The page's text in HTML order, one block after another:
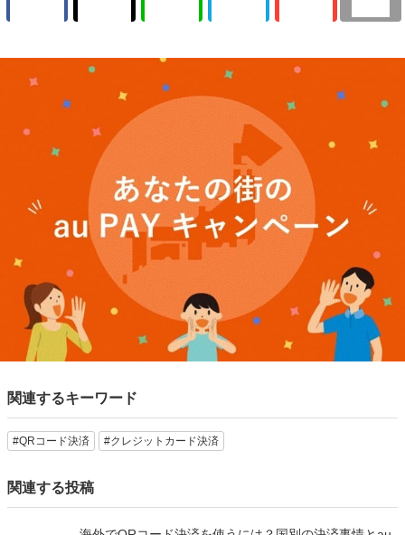
関連するキーワード
#QRコード決済 #クレジットカード決済
関連する投稿